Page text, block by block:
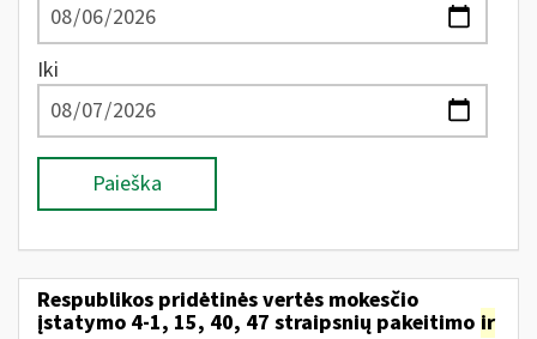
Iki
Paieška
Respublikos pridėtinės vertės mokesčio
įstatymo 4-1, 15, 40, 47 straipsnių pakeitimo ir